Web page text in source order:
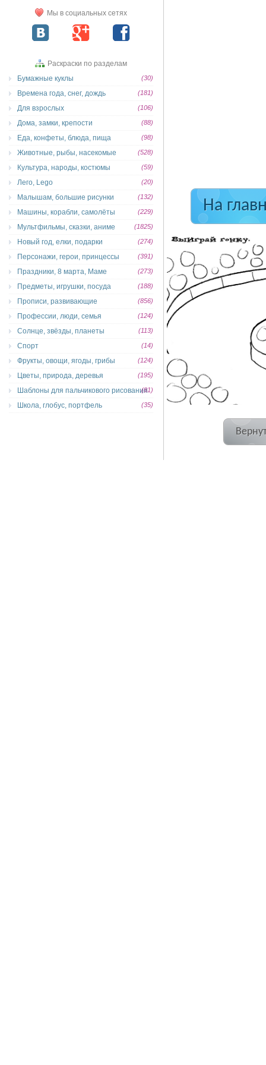
На
Мы в социальных сетях
Раскраски по разделам
Бумажные куклы
(30)
Времена года, снег, дождь (181)
Для взрослых (106)
Дома, замки, крепости (88)
Еда, конфеты, блюда, пища (98)
Животные, рыбы, насекомые (528)
Культура, народы, костюмы (59)
Лего, Lego (20)
Малышам, большие рисунки (132)
Машины, корабли, самолёты (229)
Мультфильмы, сказки, аниме (1825)
Новый год, елки, подарки (274)
Персонажи, герои, принцессы (391)
Праздники, 8 марта, Маме (273)
Предметы, игрушки, посуда (188)
Прописи, развивающие (856)
Профессии, люди, семья (124)
Солнце, звёзды, планеты (113)
Спорт (14)
Фрукты, овощи, ягоды, грибы (124)
Цветы, природа, деревья (195)
Шаблоны для пальчикового рисования(81)
Школа, глобус, портфель (35)